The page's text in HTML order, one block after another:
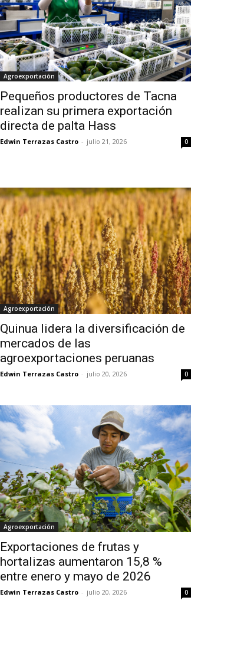
Agroexportación
Pequeños productores de Tacna
realizan su primera exportación
directa de palta Hass
Edwin Terrazas Castro - julio 21, 2026 0
Agroexportación
Quinua lidera la diversificación de
mercados de las
agroexportaciones peruanas
Edwin Terrazas Castro - julio 20, 2026 0
Agroexportación
Exportaciones de frutas y
hortalizas aumentaron 15,8 %
entre enero y mayo de 2026
Edwin Terrazas Castro - julio 20, 2026 0